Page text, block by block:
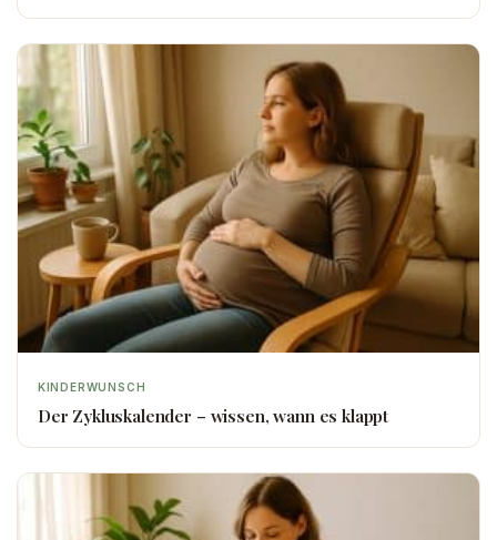
KINDERWUNSCH
Der Zykluskalender – wissen, wann es klappt